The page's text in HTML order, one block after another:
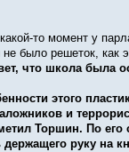
то момент у
было решеток, как
что школа была
этого
и
Торшин. По его
руку на